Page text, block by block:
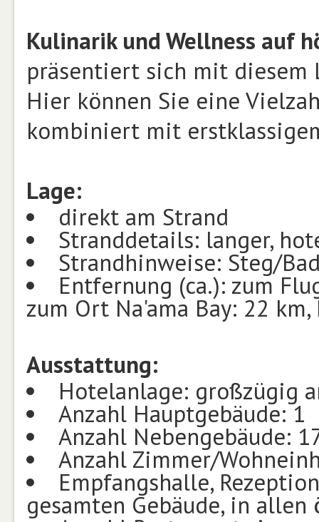
Kulinarik und Wellness auf
präsentiert sich mit diesem
Hier können Sie eine
kombiniert mit
Lage:
direkt am Strand
Stranddetails: langer,
Strandhinweise: Steg/
Entfernung (ca.): zum
zum Ort Na'ama Bay: 22
Ausstattung:
Hotelanlage: großzügig
Anzahl Hauptgebäude: 1
Anzahl Nebengebäude:
Anzahl Zimmer/
Empfangshalle,
gesamten Gebäude, in